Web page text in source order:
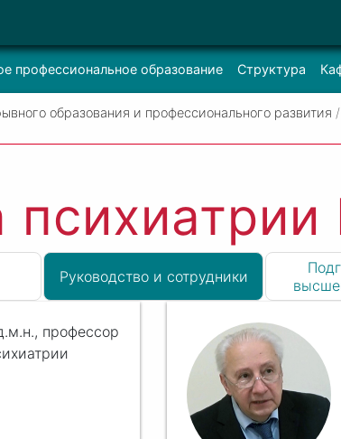
профессиональное образование Структура
образования и профессионального развития /
Руководство и сотрудники
профессор